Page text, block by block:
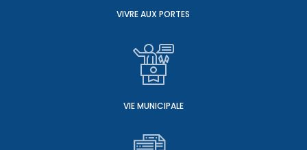
VIVRE AUX PORTES
VIE MUNICIPALE